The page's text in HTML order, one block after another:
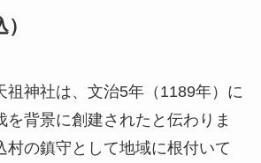
祖神社は、文治5年（1189年）に
を背景に創建されたと伝わりま
村の鎮守として地域に根付いて